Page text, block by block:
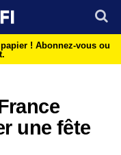
! Abonnez-vous ou
une fête